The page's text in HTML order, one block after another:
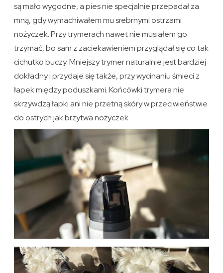
są mało wygodne, a pies nie specjalnie przepadał za
mną, gdy wymachiwałem mu srebrnymi ostrzami
nożyczek. Przy trymerach nawet nie musiałem go
trzymać, bo sam z zaciekawieniem przyglądał się co tak
cichutko buczy. Mniejszy trymer naturalnie jest bardziej
dokładny i przydaje się także, przy wycinaniu śmieci z
łapek między poduszkami. Końcówki trymera nie
skrzywdzą łapki ani nie przetną skóry w przeciwieństwie
do ostrych jak brzytwa nożyczek.